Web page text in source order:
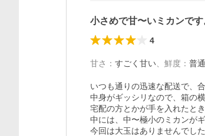
小さめで甘〜いミカンです
4
甘さ ： すごく甘い 鮮度 ： 普通
いつも通りの迅速な配送で、
中身がギッシリなので、箱の
宅配の方とかが手を入れたと
中には、中〜極小のミカンがギ
今回は大玉はありませんでした